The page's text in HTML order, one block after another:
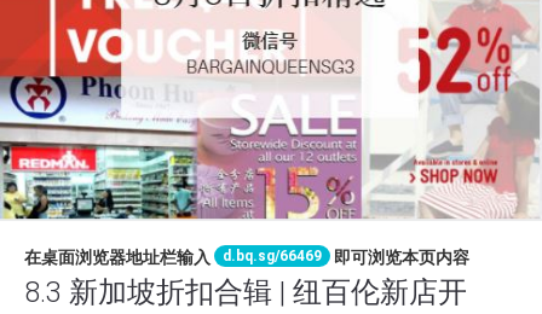
在桌面浏览器地址栏输入 d.bq.sg/66469 即可浏览本页内容
8.3 新加坡折扣合辑 | 纽百伦新店开